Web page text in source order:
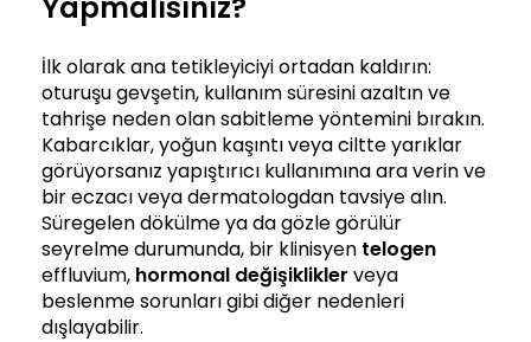
İlk olarak ana tetikleyiciyi ortadan kaldırın:
oturuşu gevşetin, kullanım süresini azaltın ve
tahrişe neden olan sabitleme yöntemini bırakın.
Kabarcıklar, yoğun kaşıntı veya ciltte yarıklar
görüyorsanız yapıştırıcı kullanımına ara verin ve
bir eczacı veya dermatologdan tavsiye alın.
Süregelen dökülme ya da gözle görülür
seyrelme durumunda, bir klinisyen telogen
effluvium, hormonal değişiklikler veya
beslenme sorunları gibi diğer nedenleri
dışlayabilir.